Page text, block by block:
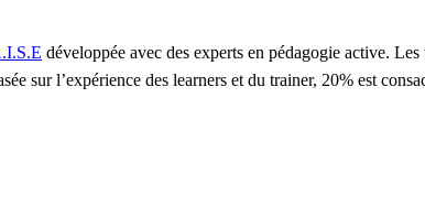
développée avec des experts en pédagogie active.
sur l’expérience des learners et du trainer, 20% est